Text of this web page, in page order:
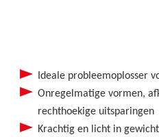
Ideale probleemoplosser
Onregelmatige vormen,
rechthoekige uitsparingen
Krachtig en licht in